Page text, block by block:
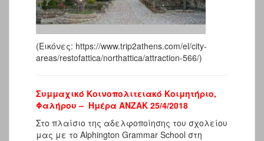
(Εικόνες: https://www.trip2athens.com/el/city-
areas/restofattica/northattica/attraction-566/)
Συμμαχικό Κοινοπολιτειακό Κοιμητήριο,
Φαλήρου – Ημέρα ΑΝΖΑΚ 25/4/2018
Στο πλαίσιο της αδελφοποίησης του σχολείου
μας με το Alphington Grammar School στη